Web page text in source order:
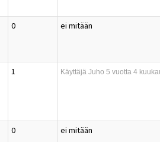
0 ei mitään
1 Käyttäjä Juho 5 vuotta 4
0 ei mitään